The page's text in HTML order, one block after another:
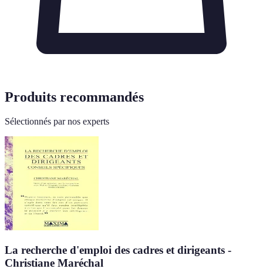
Produits recommandés
Sélectionnés par nos experts
La recherche d'emploi des cadres et dirigeants -
Christiane Maréchal